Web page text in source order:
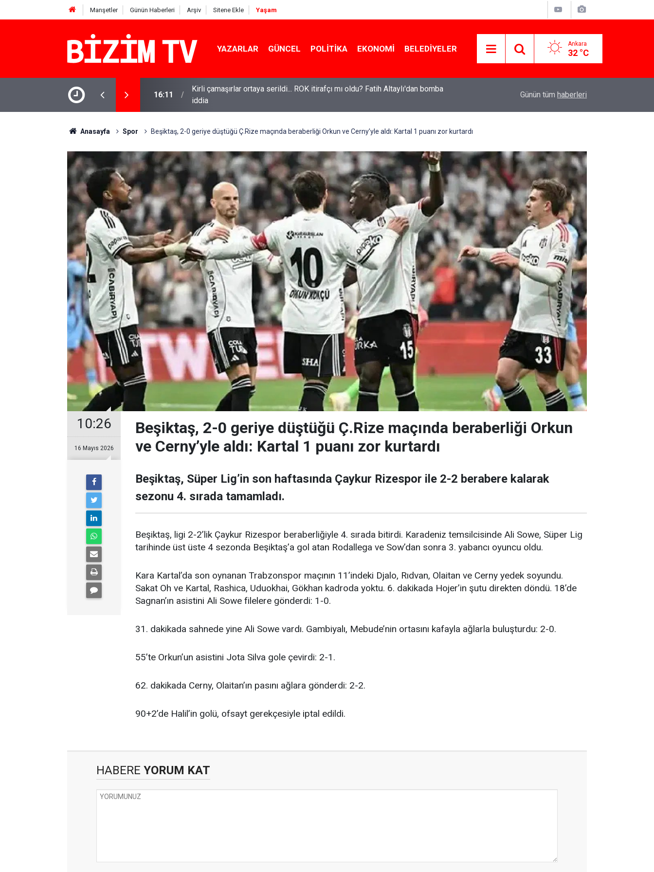
Manşetler Günün Haberleri Arşiv Sitene Ekle Yaşam
YAZARLAR GÜNCEL POLITIKA EKONOMI BELEDIYELER Ankara
32 °C
16:11
Kirli çamaşırlar ortaya serildi... ROK itirafçı mı oldu? Fatih Altaylı'dan bomba
iddia
Özgür Özel'den Le Monde'a çarpıcı yazı: 'Bu sürecin kırılma noktası...'
için ‘izin’ çıkmadı!
Günün tüm haberleri
Anasayfa Spor Beşiktaş, 2-0 geriye düştüğü Ç.Rize maçında beraberliği Orkun ve Cerny’yle aldı: Kartal 1 puanı zor kurtardı
10:26
16 Mayıs 2026
Beşiktaş, 2-0 geriye düştüğü Ç.Rize maçında beraberliği Orkun
ve Cerny’yle aldı: Kartal 1 puanı zor kurtardı
Beşiktaş, Süper Lig’in son haftasında Çaykur Rizespor ile 2-2 berabere kalarak
sezonu 4. sırada tamamladı.
Beşiktaş, ligi 2-2’lik Çaykur Rizespor beraberliğiyle 4. sırada bitirdi. Karadeniz temsilcisinde Ali Sowe, Süper Lig
tarihinde üst üste 4 sezonda Beşiktaş’a gol atan Rodallega ve Sow’dan sonra 3. yabancı oyuncu oldu.
Kara Kartal’da son oynanan Trabzonspor maçının 11’indeki Djalo, Rıdvan, Olaitan ve Cerny yedek soyundu.
Sakat Oh ve Kartal, Rashica, Uduokhai, Gökhan kadroda yoktu. 6. dakikada Hojer’in şutu direkten döndü. 18’de
Sagnan’ın asistini Ali Sowe filelere gönderdi: 1-0.
31. dakikada sahnede yine Ali Sowe vardı. Gambiyalı, Mebude’nin ortasını kafayla ağlarla buluşturdu: 2-0.
55’te Orkun’un asistini Jota Silva gole çevirdi: 2-1.
62. dakikada Cerny, Olaitan’ın pasını ağlara gönderdi: 2-2.
90+2’de Halil’in golü, ofsayt gerekçesiyle iptal edildi.
HABERE YORUM KAT